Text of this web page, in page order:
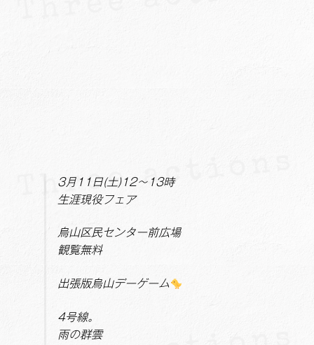
3月11日(土)12～13時
生涯現役フェア
烏山区民センター前広場
観覧無料
出張版烏山デーゲーム
4号線。
雨の群雲